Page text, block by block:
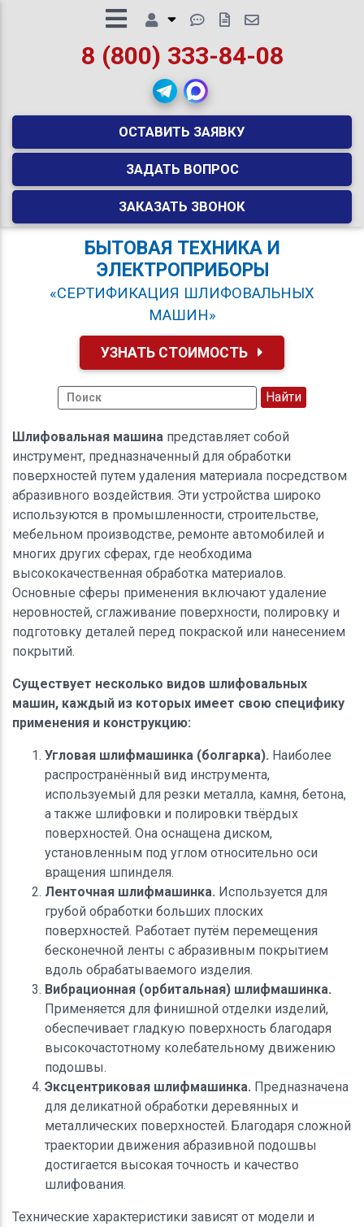
8 (800) 333-84-08
ОСТАВИТЬ ЗАЯВКУ
ЗАДАТЬ ВОПРОС
ЗАКАЗАТЬ ЗВОНОК
БЫТОВАЯ ТЕХНИКА И
ЭЛЕКТРОПРИБОРЫ
«СЕРТИФИКАЦИЯ ШЛИФОВАЛЬНЫХ
МАШИН»
УЗНАТЬ СТОИМОСТЬ
Шлифовальная машина представляет собой
инструмент, предназначенный для обработки
поверхностей путем удаления материала посредством
абразивного воздействия. Эти устройства широко
используются в промышленности, строительстве,
мебельном производстве, ремонте автомобилей и
многих других сферах, где необходима
высококачественная обработка материалов.
Основные сферы применения включают удаление
неровностей, сглаживание поверхности, полировку и
подготовку деталей перед покраской или нанесением
покрытий.
Существует несколько видов шлифовальных
машин, каждый из которых имеет свою специфику
применения и конструкцию:
Угловая шлифмашинка (болгарка). Наиболее
распространённый вид инструмента,
используемый для резки металла, камня, бетона,
а также шлифовки и полировки твёрдых
поверхностей. Она оснащена диском,
установленным под углом относительно оси
вращения шпинделя.
Ленточная шлифмашинка. Используется для
грубой обработки больших плоских
поверхностей. Работает путём перемещения
бесконечной ленты с абразивным покрытием
вдоль обрабатываемого изделия.
Вибрационная (орбитальная) шлифмашинка.
Применяется для финишной отделки изделий,
обеспечивает гладкую поверхность благодаря
высокочастотному колебательному движению
подошвы.
Эксцентриковая шлифмашинка. Предназначена
для деликатной обработки деревянных и
металлических поверхностей. Благодаря сложной
траектории движения абразивной подошвы
достигается высокая точность и качество
шлифования.
Технические характеристики зависят от модели и